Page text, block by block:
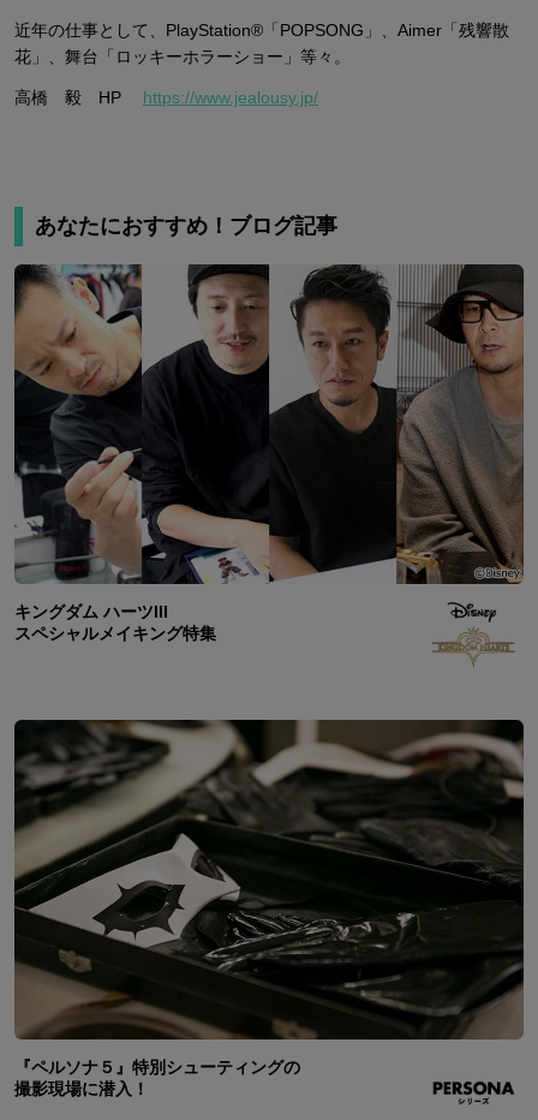
近年の仕事として、PlayStation®「POPSONG」、Aimer「残響散
花」、舞台「ロッキーホラーショー」等々。
高橋 毅 HP https://www.jealousy.jp/
あなたにおすすめ！ブログ記事
キングダム ハーツIII
スペシャルメイキング特集
『ペルソナ５』特別シューティングの
撮影現場に潜入！